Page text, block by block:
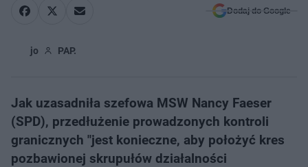
Dodaj do Google
jo PAP.
Jak uzasadniła szefowa MSW Nancy Faeser
(SPD), przedłużenie prowadzonych kontroli
granicznych "jest konieczne, aby położyć kres
pozbawionej skrupułów działalności